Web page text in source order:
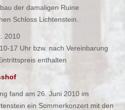
der damaligen Ruine
Schloss Lichtenstein.
2010
17 Uhr bzw. nach Vereinbarung
enthalten
fand am 26. Juni 2010 im
ein Sommerkonzert mit den